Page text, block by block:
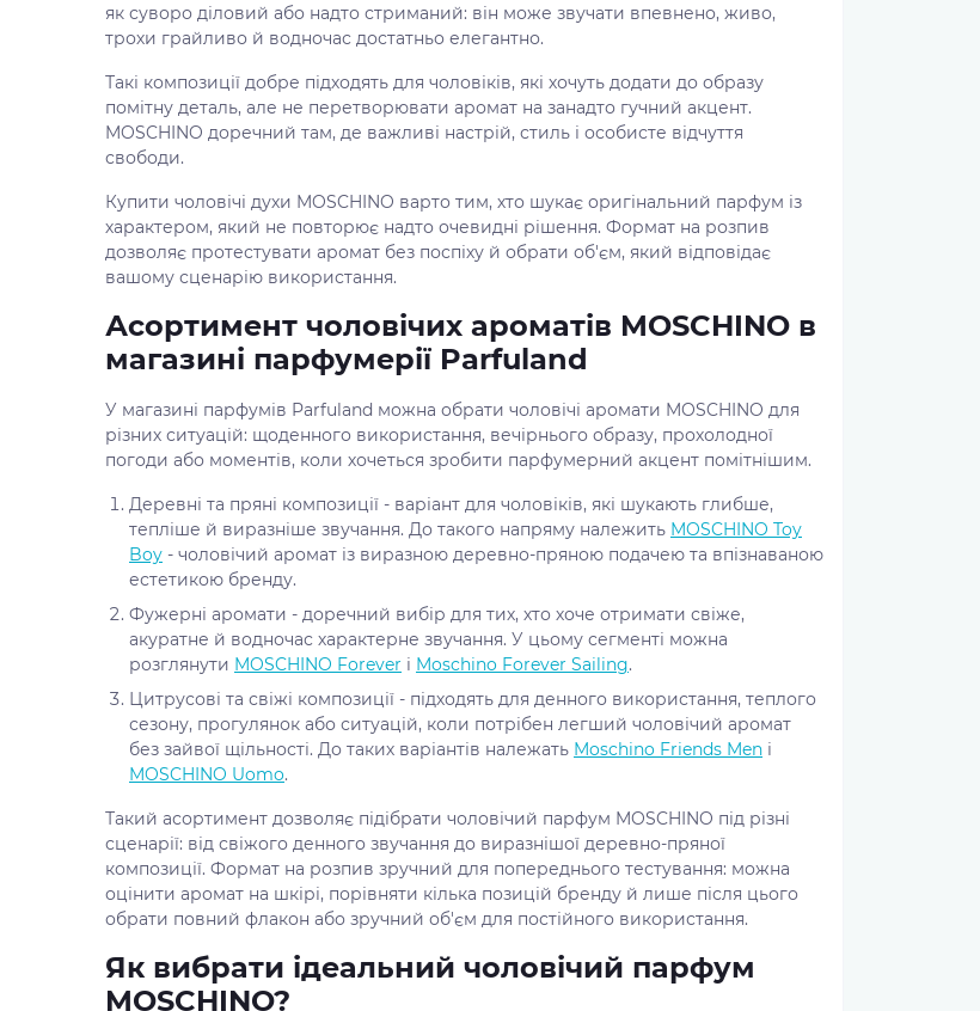
як суворо діловий або надто стриманий: він може звучати впевнено, живо,
трохи грайливо й водночас достатньо елегантно.
Такі композиції добре підходять для чоловіків, які хочуть додати до образу
помітну деталь, але не перетворювати аромат на занадто гучний акцент.
MOSCHINO доречний там, де важливі настрій, стиль і особисте відчуття
свободи.
Купити чоловічі духи MOSCHINO варто тим, хто шукає оригінальний парфум із
характером, який не повторює надто очевидні рішення. Формат на розпив
дозволяє протестувати аромат без поспіху й обрати об'єм, який відповідає
вашому сценарію використання.
Асортимент чоловічих ароматів MOSCHINO в
магазині парфумерії Parfuland
У магазині парфумів Parfuland можна обрати чоловічі аромати MOSCHINO для
різних ситуацій: щоденного використання, вечірнього образу, прохолодної
погоди або моментів, коли хочеться зробити парфумерний акцент помітнішим.
Деревні та пряні композиції - варіант для чоловіків, які шукають глибше,
тепліше й виразніше звучання. До такого напряму належить MOSCHINO Toy
Boy - чоловічий аромат із виразною деревно-пряною подачею та впізнаваною
естетикою бренду.
Фужерні аромати - доречний вибір для тих, хто хоче отримати свіже,
акуратне й водночас характерне звучання. У цьому сегменті можна
розглянути MOSCHINO Forever і Moschino Forever Sailing.
Цитрусові та свіжі композиції - підходять для денного використання, теплого
сезону, прогулянок або ситуацій, коли потрібен легший чоловічий аромат
без зайвої щільності. До таких варіантів належать Moschino Friends Men і
MOSCHINO Uomo.
Такий асортимент дозволяє підібрати чоловічий парфум MOSCHINO під різні
сценарії: від свіжого денного звучання до виразнішої деревно-пряної
композиції. Формат на розпив зручний для попереднього тестування: можна
оцінити аромат на шкірі, порівняти кілька позицій бренду й лише після цього
обрати повний флакон або зручний об'єм для постійного використання.
Як вибрати ідеальний чоловічий парфум
MOSCHINO?